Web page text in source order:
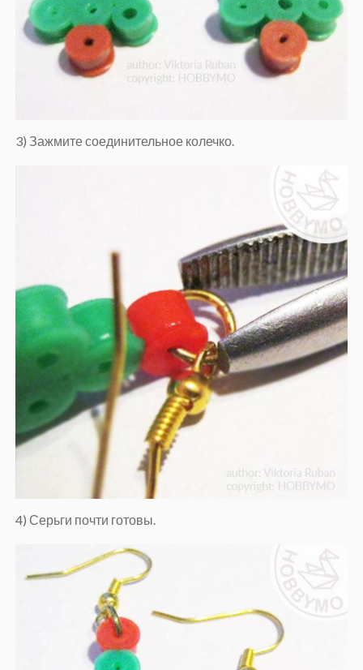
3) Зажмите соединительное колечко.
4) Серьги почти готовы.